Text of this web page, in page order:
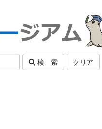
検 索 クリア